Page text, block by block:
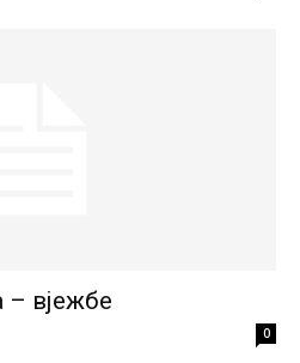
– вјежбе
0